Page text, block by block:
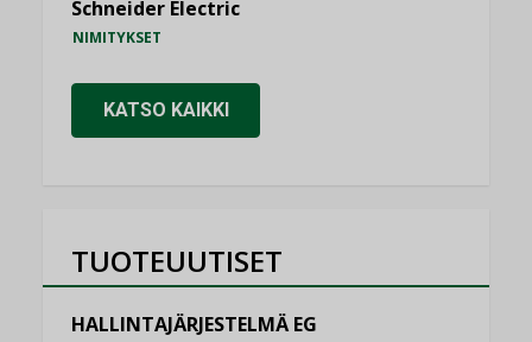
Schneider Electric
NIMITYKSET
KATSO KAIKKI
TUOTEUUTISET
HALLINTAJÄRJESTELMÄ EG